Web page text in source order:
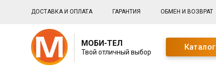
Основная навигация
ДОСТАВКА И ОПЛАТА ГАРАНТИЯ ОБМЕН И ВОЗВРАТ
МОБИ-ТЕЛ
Твой отличный выбор
Каталог